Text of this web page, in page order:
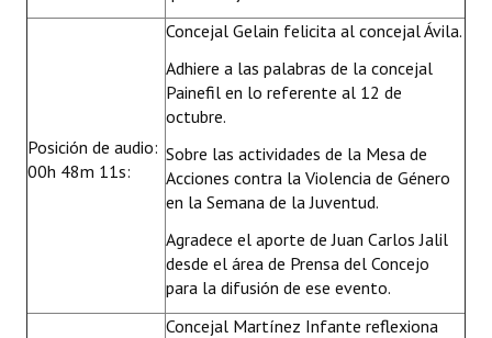
Posición de audio:
00h 48m 11s:
Concejal Gelain felicita al concejal Ávila.
Adhiere a las palabras de la concejal
Painefil en lo referente al 12 de
octubre.
Sobre las actividades de la Mesa de
Acciones contra la Violencia de Género
en la Semana de la Juventud.
Agradece el aporte de Juan Carlos Jalil
desde el área de Prensa del Concejo
para la difusión de ese evento.
Concejal Martínez Infante reflexiona